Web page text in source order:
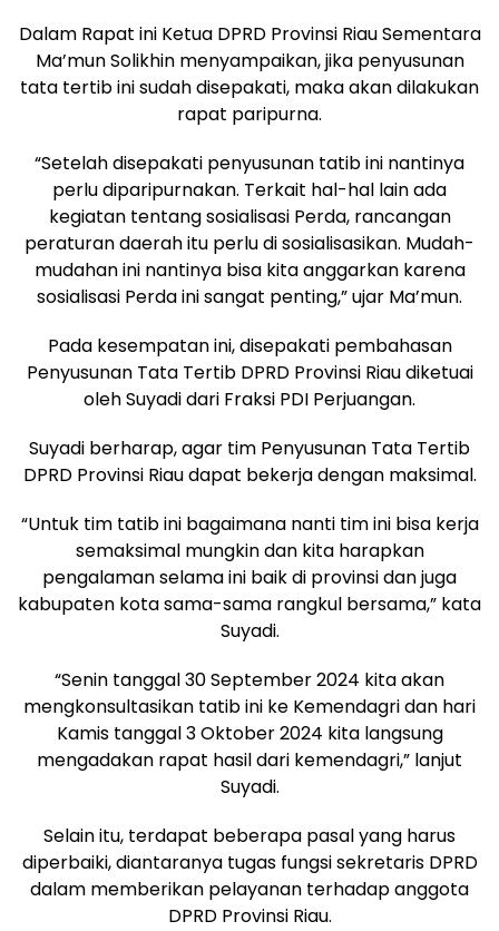
Dalam Rapat ini Ketua DPRD Provinsi Riau Sementara
Ma’mun Solikhin menyampaikan, jika penyusunan
tata tertib ini sudah disepakati, maka akan dilakukan
rapat paripurna.
“Setelah disepakati penyusunan tatib ini nantinya
perlu diparipurnakan. Terkait hal-hal lain ada
kegiatan tentang sosialisasi Perda, rancangan
peraturan daerah itu perlu di sosialisasikan. Mudah-
mudahan ini nantinya bisa kita anggarkan karena
sosialisasi Perda ini sangat penting,” ujar Ma’mun.
Pada kesempatan ini, disepakati pembahasan
Penyusunan Tata Tertib DPRD Provinsi Riau diketuai
oleh Suyadi dari Fraksi PDI Perjuangan.
Suyadi berharap, agar tim Penyusunan Tata Tertib
DPRD Provinsi Riau dapat bekerja dengan maksimal.
“Untuk tim tatib ini bagaimana nanti tim ini bisa kerja
semaksimal mungkin dan kita harapkan
pengalaman selama ini baik di provinsi dan juga
kabupaten kota sama-sama rangkul bersama,” kata
Suyadi.
“Senin tanggal 30 September 2024 kita akan
mengkonsultasikan tatib ini ke Kemendagri dan hari
Kamis tanggal 3 Oktober 2024 kita langsung
mengadakan rapat hasil dari kemendagri,” lanjut
Suyadi.
Selain itu, terdapat beberapa pasal yang harus
diperbaiki, diantaranya tugas fungsi sekretaris DPRD
dalam memberikan pelayanan terhadap anggota
DPRD Provinsi Riau.